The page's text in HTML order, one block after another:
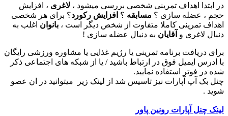
در ابتدا اهداف تمرینی شخصی بررسی میشود ، لاغری ، افزایش
حجم ، عضله سازی ؟ مسابقه ؟ افزایش رکورد؟ برای هر شخصی
اهداف تمرینی کاملا متفاوت از شخص دیگر است ، بانوان اغلب به
دنبال لاغری و آقایان به دنبال عضله سازی !
برای دریافت برنامه تمرینی یا رژیم غذایی یا مشاوره ورزشی رایگان
با ادرس ایمیل فوق در ارتباط باشید / یا از شبکه های اجتماعی ذکر
شده در فوتر استفاده نمایید.
چنل بک آپ آپارات نیز تاسیس شد از لینک زیر میتوانید در ان عصو
شوید .
لینک چنل آپارات رونین پاور